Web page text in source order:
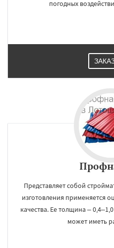
погодных
Представляет собой
изготовления применяется
качества. Ее толщина –
может иметь